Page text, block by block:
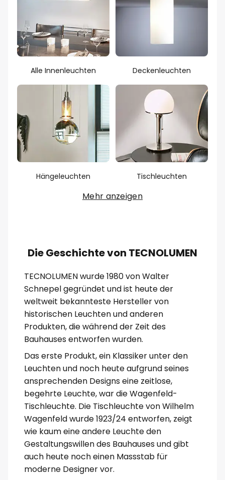
Alle Innenleuchten Deckenleuchten
Hängeleuchten Tischleuchten
Mehr anzeigen
Die Geschichte von TECNOLUMEN
TECNOLUMEN wurde 1980 von Walter
Schnepel gegründet und ist heute der
weltweit bekannteste Hersteller von
historischen Leuchten und anderen
Produkten, die während der Zeit des
Bauhauses entworfen wurden.
Das erste Produkt, ein Klassiker unter den
Leuchten und noch heute aufgrund seines
ansprechenden Designs eine zeitlose,
begehrte Leuchte, war die Wagenfeld-
Tischleuchte. Die Tischleuchte von Wilhelm
Wagenfeld wurde 1923/24 entworfen, zeigt
wie kaum eine andere Leuchte den
Gestaltungswillen des Bauhauses und gibt
auch heute noch einen Massstab für
moderne Designer vor.